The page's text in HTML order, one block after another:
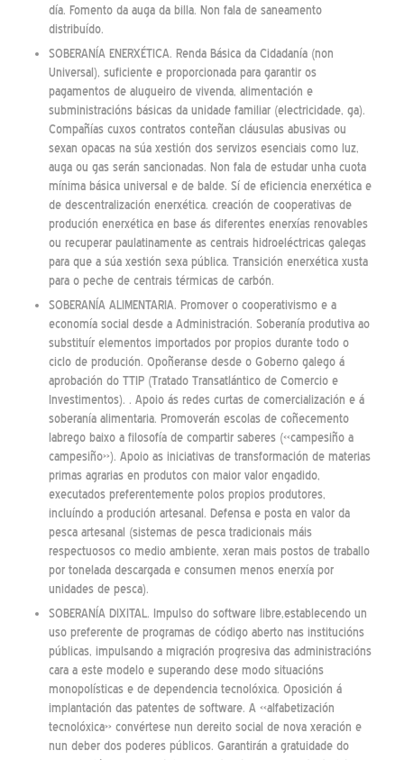
día. Fomento da auga da billa. Non fala de saneamento
distribuído.
SOBERANÍA ENERXÉTICA. Renda Básica da Cidadanía (non
Universal), suficiente e proporcionada para garantir os
pagamentos de alugueiro de vivenda, alimentación e
subministracións básicas da unidade familiar (electricidade, ga).
Compañías cuxos contratos conteñan cláusulas abusivas ou
sexan opacas na súa xestión dos servizos esenciais como luz,
auga ou gas serán sancionadas. Non fala de estudar unha cuota
mínima básica universal e de balde. Sí de eficiencia enerxética e
de descentralización enerxética. creación de cooperativas de
produción enerxética en base ás diferentes enerxías renovables
ou recuperar paulatinamente as centrais hidroeléctricas galegas
para que a súa xestión sexa pública. Transición enerxética xusta
para o peche de centrais térmicas de carbón.
SOBERANÍA ALIMENTARIA. Promover o cooperativismo e a
economía social desde a Administración. Soberanía produtiva ao
substituír elementos importados por propios durante todo o
ciclo de produción. Opoñeranse desde o Goberno galego á
aprobación do TTIP (Tratado Transatlántico de Comercio e
Investimentos). . Apoio ás redes curtas de comercialización e á
soberanía alimentaria. Promoverán escolas de coñecemento
labrego baixo a filosofía de compartir saberes («campesiño a
campesiño»). Apoio as iniciativas de transformación de materias
primas agrarias en produtos con maior valor engadido,
executados preferentemente polos propios produtores,
incluíndo a produción artesanal. Defensa e posta en valor da
pesca artesanal (sistemas de pesca tradicionais máis
respectuosos co medio ambiente, xeran mais postos de traballo
por tonelada descargada e consumen menos enerxía por
unidades de pesca).
SOBERANÍA DIXITAL. Impulso do software libre,establecendo un
uso preferente de programas de código aberto nas institucións
públicas, impulsando a migración progresiva das administracións
cara a este modelo e superando dese modo situacións
monopolísticas e de dependencia tecnolóxica. Oposición á
implantación das patentes de software. A «alfabetización
tecnolóxica» convértese nun dereito social de nova xeración e
nun deber dos poderes públicos. Garantirán a gratuidade do